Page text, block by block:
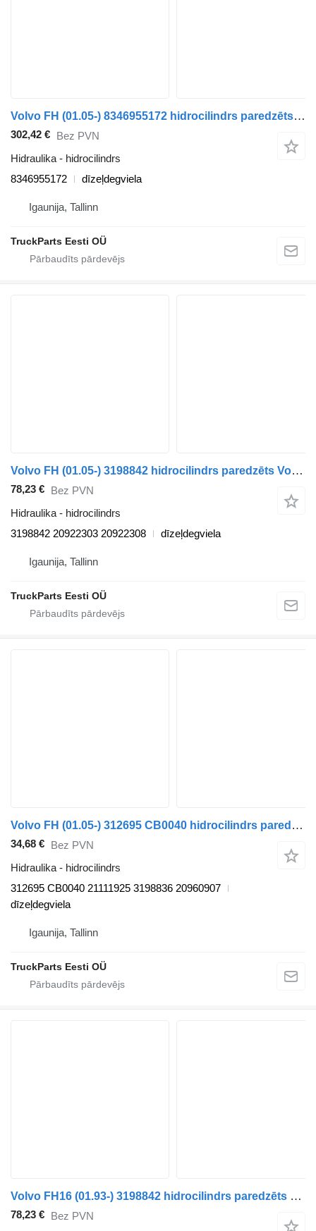
Volvo FH (01.05-) 8346955172 hidrocilindrs paredzēts Volvo FH12, FH16, NH12, FH, VNL780 (1993-2014) vilcēja
302,42 € Bez PVN
Hidraulika - hidrocilindrs
8346955172
dīzeļdegviela
Igaunija, Tallinn
TruckParts Eesti OÜ
Volvo FH (01.05-) 3198842 hidrocilindrs paredzēts Volvo FH12, FH16, NH12, FH, VNL780 (1993-2014) vilcēja
78,23 € Bez PVN
Hidraulika - hidrocilindrs
3198842 20922303 20922308
dīzeļdegviela
Igaunija, Tallinn
TruckParts Eesti OÜ
Volvo FH (01.05-) 312695 CB0040 hidrocilindrs paredzēts Volvo FH12, FH16, NH12, FH, VNL780 (1993-2014) vilcēja
34,68 € Bez PVN
Hidraulika - hidrocilindrs
312695 CB0040 21111925 3198836 20960907
dīzeļdegviela
Igaunija, Tallinn
TruckParts Eesti OÜ
Volvo FH16 (01.93-) 3198842 hidrocilindrs paredzēts Volvo FH12, FH16, NH12, FH, VNL780 (1993-2014) vilcēja
78,23 € Bez PVN